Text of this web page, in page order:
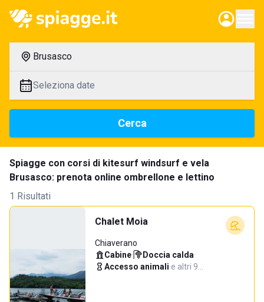
Brusasco
Seleziona date
Cerca
Spiagge con corsi di kitesurf windsurf e vela
Brusasco: prenota online ombrellone e lettino
1 Risultati
Chalet Moia
Chiaverano
Cabine· Doccia calda·
Accesso animali·e altri 9…